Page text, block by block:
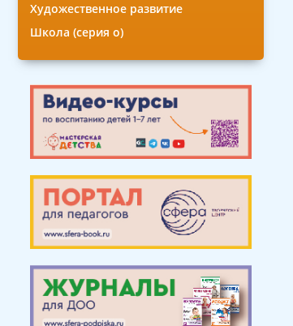
Художественное развитие
Школа (серия о)